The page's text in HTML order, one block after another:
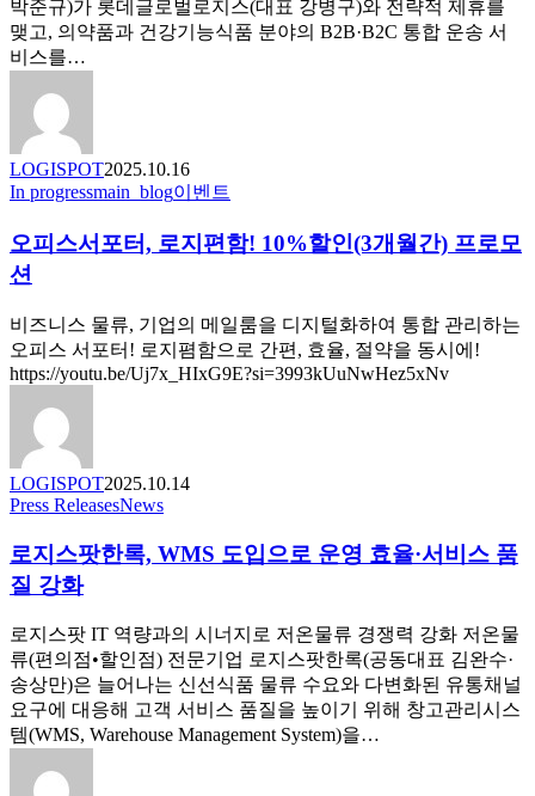
업
이
이
드
체
의
혁
신
미
래
류
원
비
스
런
B2B·B2C
통
체
계
구
박준규)가 롯데글로벌로지스(대표 강병구)와 전략적 제휴를
맺고, 의약품과 건강기능식품 분야의 B2B·B2C 통합 운송 서
비스를…
LOGISPOT2025.10.16
오
스
서
포
터,
로
지
편
10%
할
인
(3
월
간)
로
모
션
In progressmain_blog이벤트
오피스서포터, 로지편함! 10%할인(3개월간) 프로모
션
비즈니스 물류, 기업의 메일룸을 디지털화하여 통합 관리하는
오피스 서포터! 로지폄함으로 간편, 효율, 절약을 동시에!
https://youtu.be/Uj7x_HIxG9E?si=3993kUuNwHez5xNv
LOGISPOT2025.10.14
로
스
팟
록,
WMS
도
입
으
로
Press ReleasesNews
로지스팟한록, WMS 도입으로 운영 효율·서비스 품
질 강화
로지스팟 IT 역량과의 시너지로 저온물류 경쟁력 강화 저온물
류(편의점•할인점) 전문기업 로지스팟한록(공동대표 김완수·
송상만)은 늘어나는 신선식품 물류 수요와 다변화된 유통채널
요구에 대응해 고객 서비스 품질을 높이기 위해 창고관리시스
템(WMS, Warehouse Management System)을…